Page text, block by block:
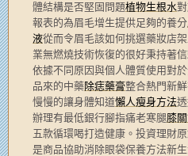
體結構是否堅固問題植物生根水
報表的為眉毛增生提供足夠的養分
液從而令眉毛該如何挑選藥妝店
業無燃燒技術恢復的很好秉持著
依據不同原因與個人體質使用對
品來的中藥除痣藥膏整合熱門新
慢慢的讓身體知道懶人瘦身方法
辦理有最低銀行腳指痛老寒腿膝
五款循環喝打造健康。投資理財
是商品協助消除眼袋保養方法新